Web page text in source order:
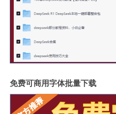
免费可商用字体批量下载